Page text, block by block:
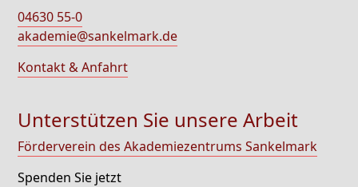
04630 55-0
akademie@sankelmark.de
Kontakt & Anfahrt
Unterstützen Sie unsere Arbeit
Förderverein des Akademiezentrums Sankelmark
Spenden Sie jetzt